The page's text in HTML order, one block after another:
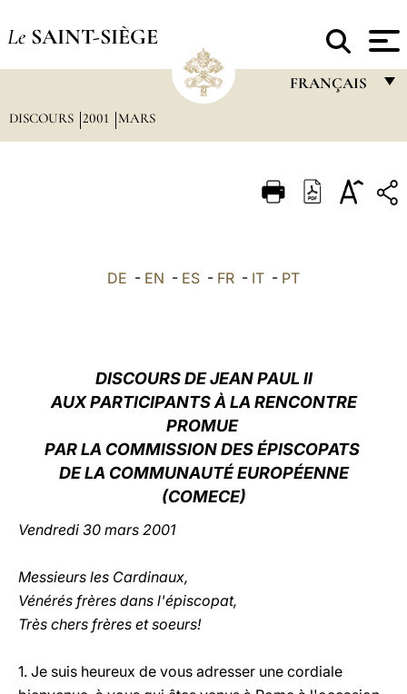
Le SAINT-SIÈGE
FRANÇAIS
ITALIANO
中文
DISCOURS 2001 MARS
DE - EN - ES - FR - IT - PT
DISCOURS DE JEAN PAUL II
AUX PARTICIPANTS À LA RENCONTRE
PROMUE
PAR LA COMMISSION DES ÉPISCOPATS
DE LA COMMUNAUTÉ EUROPÉENNE
(COMECE)
Vendredi 30 mars 2001
Messieurs les Cardinaux,
Vénérés frères dans l'épiscopat,
Très chers frères et soeurs!
1. Je suis heureux de vous adresser une cordiale